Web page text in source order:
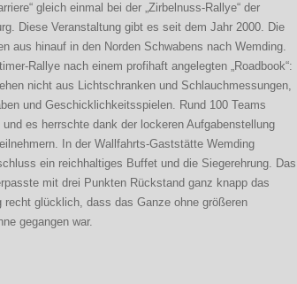
gleich einmal bei der „Zirbelnuss-Rallye“ der
Diese Veranstaltung gibt es seit dem Jahr 2000. Die
aus hinauf in den Norden Schwabens nach Wemding.
Rallye nach einem profihaft angelegten „Roadbook“:
nicht aus Lichtschranken und Schlauchmessungen,
und Geschicklichkeitsspielen. Rund 100 Teams
es herrschte dank der lockeren Aufgabenstellung
In der Wallfahrts-Gaststätte Wemding
ein reichhaltiges Buffet und die Siegerehrung. Das
mit drei Punkten Rückstand ganz knapp das
recht glücklich, dass das Ganze ohne größeren
gegangen war.